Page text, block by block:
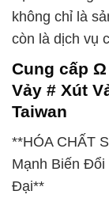
không chỉ là
còn là dịch vụ
Cung cấp
Vảy # Xút
Taiwan
**HÓA CHẤT
Mạnh Biến
Đại**